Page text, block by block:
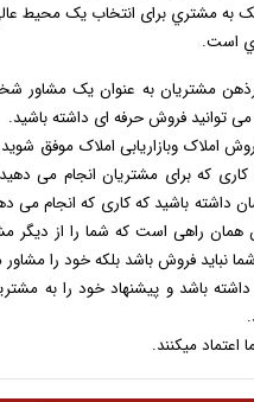
به مشتري برای انتخاب یک محیط
است.
درذهن مشتریان به عنوان یک مشاور
توانید فروش حرفه ای داشته باشید.
املاک وبازاریابی املاک موفق
کاری که برای مشتریان انجام می
داشته باشید که کاری که انجام
همان راهی است که شما را از دیگر
نباید فروش باشد بلکه خود را مشاور
داشته باشد و پيشنهاد خود را به
اعتماد ميكنند.